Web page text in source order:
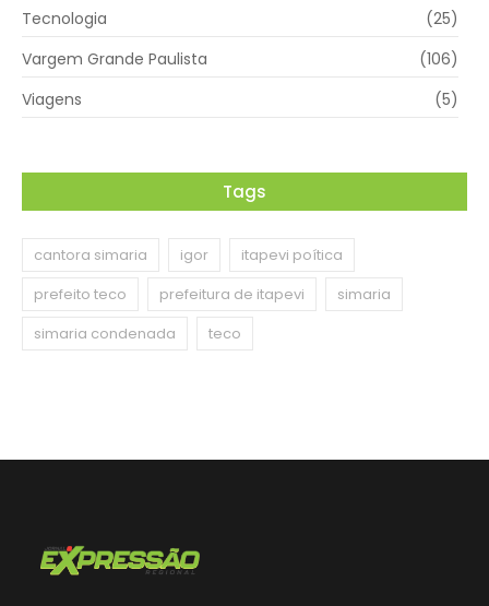
Tecnologia
(25)
Vargem Grande Paulista
(106)
Viagens
(5)
Tags
cantora simaria igor
itapevi poítica
prefeito teco
prefeitura de itapevi
simaria
simaria condenada
teco